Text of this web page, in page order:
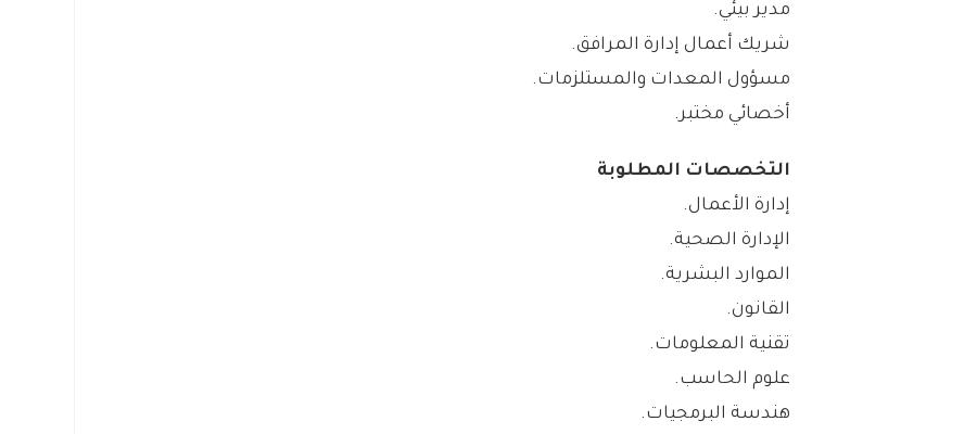
مدير بيئي.
شريك أعمال إدارة المرافق.
مسؤول المعدات والمستلزمات.
أخصائي مختبر.
التخصصات المطلوبة
إدارة الأعمال.
الإدارة الصحية.
الموارد البشرية.
القانون.
تقنية المعلومات.
علوم الحاسب.
هندسة البرمجيات.